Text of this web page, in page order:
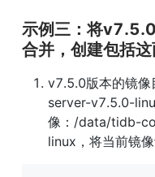
示例三：将
合并，创建包括
v7.5.0版本的镜
server-v7.5.0-
像：/data/tidb-
linux，将当前镜